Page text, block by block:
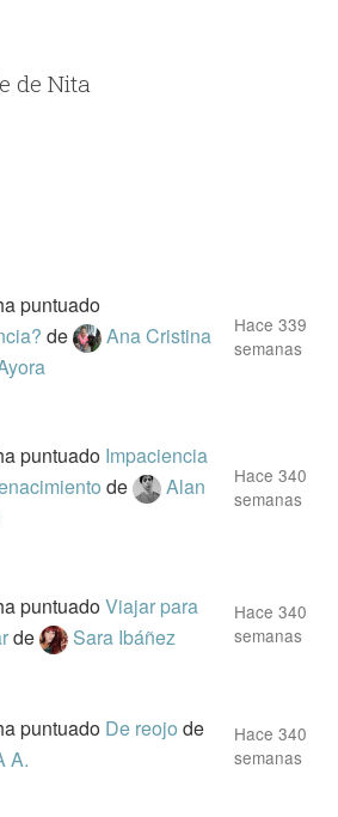
de Nita
puntuado
de
Ana Cristina
Hace 339
semanas
puntuado Impaciencia
de
Alan
Hace 340
semanas
puntuadoViajar para
de Sara Ibáñez
Hace 340
semanas
puntuado De reojode
A.
Hace 340
semanas